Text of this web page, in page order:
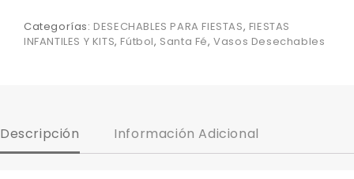
Categorías: DESECHABLES PARA FIESTAS, FIESTAS
INFANTILES Y KITS, Fútbol, Santa Fé,Vasos Desechables
Descripción Información Adicional